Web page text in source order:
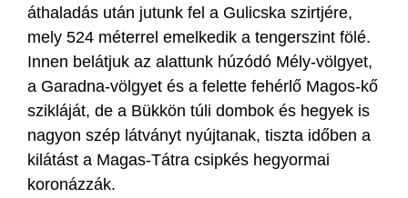
áthaladás után jutunk fel a Gulicska szirtjére,
mely 524 méterrel emelkedik a tengerszint fölé.
Innen belátjuk az alattunk húzódó Mély-völgyet,
a Garadna-völgyet és a felette fehérlő Magos-kő
szikláját, de a Bükkön túli dombok és hegyek is
nagyon szép látványt nyújtanak, tiszta időben a
kilátást a Magas-Tátra csipkés hegyormai
koronázzák.